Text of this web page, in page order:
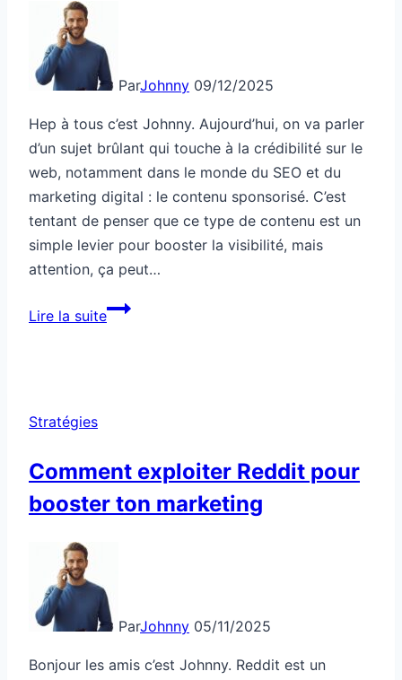
ParJohnny 09/12/2025
Hep à tous c’est Johnny. Aujourd’hui, on va parler
d’un sujet brûlant qui touche à la crédibilité sur le
web, notamment dans le monde du SEO et du
marketing digital : le contenu sponsorisé. C’est
tentant de penser que ce type de contenu est un
simple levier pour booster la visibilité, mais
attention, ça peut…
Lire la suiteCe
Stratégies
Comment exploiter Reddit pour
booster ton marketing
ParJohnny 05/11/2025
Bonjour les amis c’est Johnny. Reddit est un